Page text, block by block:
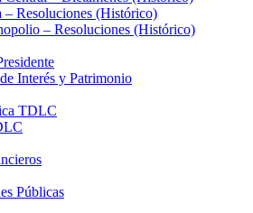
– Resoluciones (Histórico)
– Resoluciones (Histórico)
Interés y Patrimonio
TDLC
Públicas